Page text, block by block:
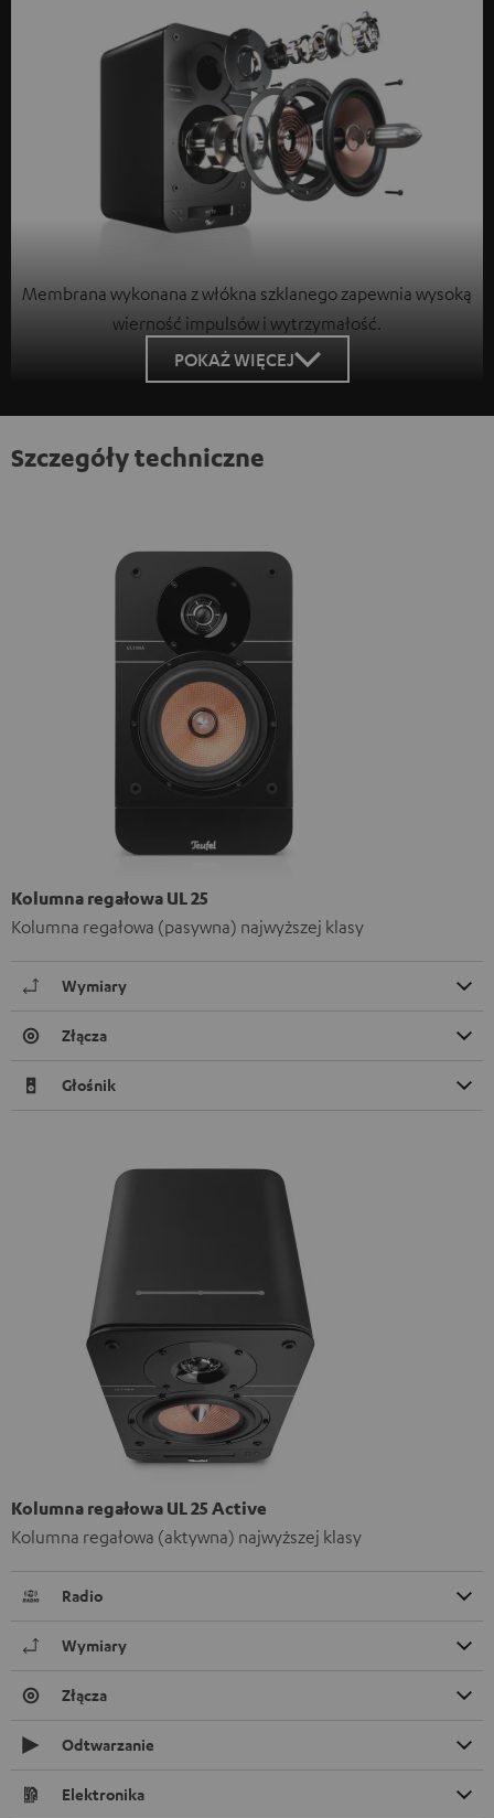
Membrana wykonana z włókna szklanego zapewnia wysoką
wierność impulsów i wytrzymałość.
POKAŻ WIĘCEJ
Szczegóły techniczne
Kolumna regałowa UL 25
Kolumna regałowa (pasywna) najwyższej klasy
Wymiary
Złącza
Głośnik
Kolumna regałowa UL 25 Active
Kolumna regałowa (aktywna) najwyższej klasy
Radio
Wymiary
Złącza
Odtwarzanie
Elektronika